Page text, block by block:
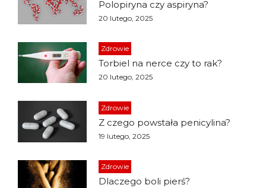
Polopiryna czy aspiryna?
20 lutego, 2025
Zdrowie
Torbiel na nerce czy to rak?
20 lutego, 2025
Zdrowie
Z czego powstała penicylina?
19 lutego, 2025
Zdrowie
Dlaczego boli pierś?